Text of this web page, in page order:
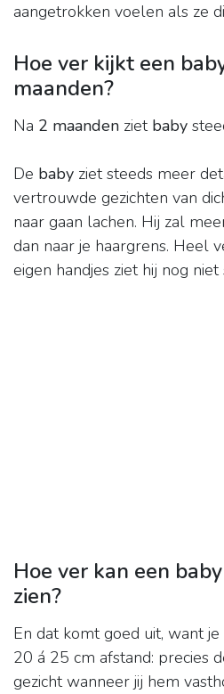
aangetrokken voelen als ze
Hoe ver kijkt een
maanden?
Na 2 maanden ziet baby
De baby ziet steeds meer
vertrouwde gezichten van
naar gaan lachen. Hij zal
dan naar je haargrens. Heel
eigen handjes ziet hij nog niet
Hoe ver kan een
zien?
En dat komt goed uit, want
20 á 25 cm afstand: precies
gezicht wanneer jij hem